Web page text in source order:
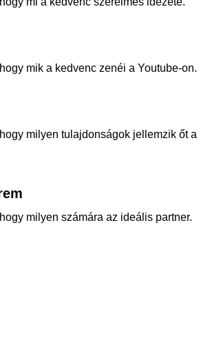
mik a kedvenc zenéi a Youtube-on.
milyen tulajdonságok jellemzik őt a
milyen számára az ideális partner.